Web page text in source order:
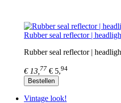
Rubber seal reflector |
Rubber seal reflector |
€ 13, 77 € 5,94
Bestellen
Vintage look!